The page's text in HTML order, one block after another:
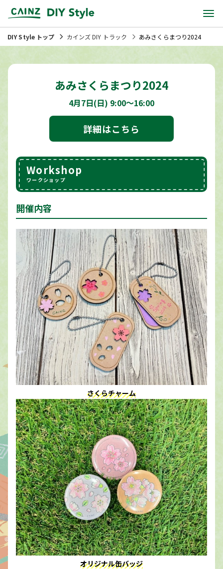
DIY Style トップ カインズ DIY トラック あみさくらまつり2024
あみさくらまつり2024
4月7日(日) 9:00～16:00
詳細はこちら
Workshop
ワークショップ
開催内容
さくらチャーム
オリジナル缶バッジ